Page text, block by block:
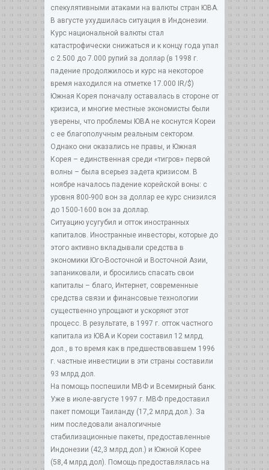
спекулятивными атаками на валюты стран ЮВА.
В августе ухудшилась ситуация в Индонезии.
Курс национальной валюты стал
катастрофически снижаться и к концу года упал
с 2.500 до 7.000 рупий за доллар (в 1998 г.
падение продолжилось и курс на некоторое
время находился на отметке 17.000 IR/$)
Южная Корея поначалу оставалась в стороне от
кризиса, и многие местные экономисты были
уверены, что проблемы ЮВА не коснутся Кореи
с ее благополучным реальным сектором.
Однако они оказались не правы, и Южная
Корея – единственная среди «тигров» первой
волны – была всерьез задета кризисом. В
ноябре началось падение корейской воны: с
уровня 800-900 вон за доллар ее курс снизился
до 1500-1600 вон за доллар.
Ситуацию усугубил и отток иностранных
капиталов. Иностранные инвесторы, которые до
этого активно вкладывали средства в
экономики Юго-Восточной и Восточной Азии,
запаниковали, и бросились спасать свои
капиталы – благо, Интернет, современные
средства связи и финансовые технологии
существенно упрощают и ускоряют этот
процесс. В результате, в 1997 г. отток частного
капитала из ЮВА и Кореи составил 12 млрд.
дол., в то время как в предшествовавшем 1996
г. частные инвестиции в эти страны составили
93 млрд.дол.
На помощь поспешили МВФ и Всемирный банк.
Уже в июле-августе 1997 г. МВФ предоставил
пакет помощи Таиланду (17,2 млрд.дол.). За
ним последовали аналогичные
стабилизационные пакеты, предоставленные
Индонезии (42,3 млрд.дол.) и Южной Корее
(58,4 млрд.дол). Помощь предоставлялась на